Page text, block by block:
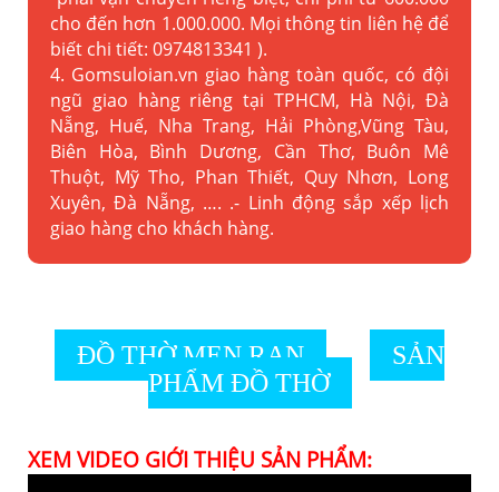
cho đến hơn 1.000.000. Mọi thông tin liên hệ để
biết chi tiết: 0974813341 ).
4. Gomsuloian.vn giao hàng toàn quốc, có đội
ngũ giao hàng riêng tại TPHCM, Hà Nội, Đà
Nẵng, Huế, Nha Trang, Hải Phòng,Vũng Tàu,
Biên Hòa, Bình Dương, Cần Thơ, Buôn Mê
Thuột, Mỹ Tho, Phan Thiết, Quy Nhơn, Long
Xuyên, Đà Nẵng, …. .- Linh động sắp xếp lịch
giao hàng cho khách hàng.
ĐỒ THỜ MEN RẠN
SẢN
PHẨM ĐỒ THỜ
XEM VIDEO GIỚI THIỆU SẢN PHẨM: